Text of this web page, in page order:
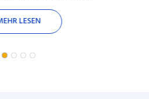
LESEN